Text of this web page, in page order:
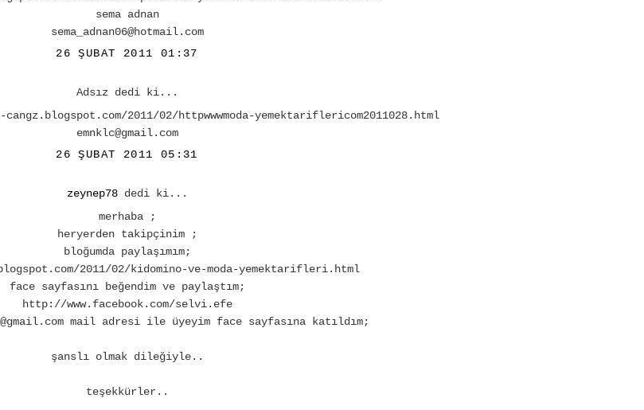
sema adnan
sema_adnan06@hotmail.com
26 ŞUBAT 2011 01:37
Adsız dedi ki...
2011/02/httpwwwmoda-yemektariflericom2011028.html
emnklc@gmail.com
26 ŞUBAT 2011 05:31
zeynep78dedi ki...
merhaba ;
heryerden takipçinim ;
bloğumda paylaşımım;
2011/02/kidomino-ve-moda-yemektarifleri.html
face sayfasını beğendim ve paylaştım;
http://www.facebook.com/selvi.efe
mail adresi ile üyeyim face sayfasına katıldım;
şanslı olmak dileğiyle..
teşekkürler..